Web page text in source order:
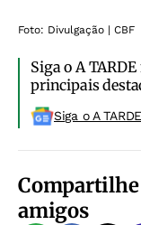
Foto: Divulgação | CBF
Siga o A
principais
Siga o A
Compartilhe
amigos